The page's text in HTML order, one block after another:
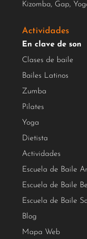
Kizomba, Gap,
Actividades
En clave de son
Clases de baile
Bailes Latinos
Zumba
Pilates
Yoga
Dietista
Actividades
Escuela de Baile
Escuela de Baile
Escuela de Baile
Blog
Mapa Web